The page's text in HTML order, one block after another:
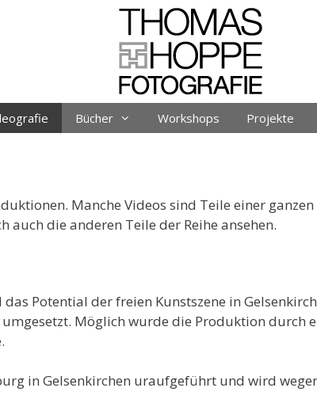
Bücher Workshops Projekte
Manche Videos sind Teile einer
auch die anderen Teile der Reihe ansehen.
Potential der freien Kunstszene in
Möglich wurde die Produktion durch
in Gelsenkirchen uraufgeführt und wird